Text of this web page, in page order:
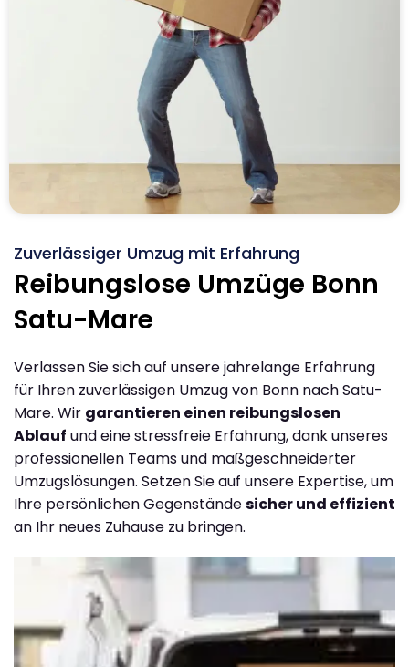
Zuverlässiger Umzug mit Erfahrung
Reibungslose Umzüge Bonn
Satu-Mare
Verlassen Sie sich auf unsere jahrelange Erfahrung
für Ihren zuverlässigen Umzug von Bonn nach Satu-
Mare. Wir garantieren einen reibungslosen
Ablauf und eine stressfreie Erfahrung, dank unseres
professionellen Teams und maßgeschneiderter
Umzugslösungen. Setzen Sie auf unsere Expertise, um
Ihre persönlichen Gegenständesicher und effizient
an Ihr neues Zuhause zu bringen.